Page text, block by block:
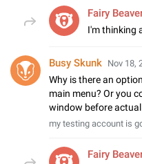
Fairy
I'm thinking
Busy Skunk Nov 18,
Why is there an
main menu? Or you
window before
my testing account is
Fairy